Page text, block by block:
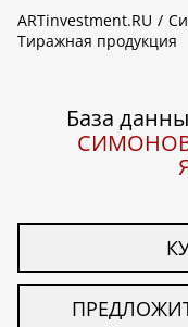
ARTinvestment.RU
Тиражная продукция
База